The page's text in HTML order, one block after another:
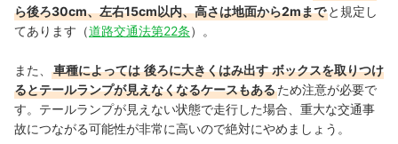
ら後ろ30cm、左右15cm以内、高さは地面から2mまで と規定し
てあります（道路交通法第22条）。
また、 車種によっては 後ろに大きくはみ出す ボックスを取りつけ
るとテールランプが見えなくなるケースもあるため注意が必要で
す。テールランプが見えない状態で走行した場合、重大な交通事
故につながる可能性が非常に高いので絶対にやめましょう。